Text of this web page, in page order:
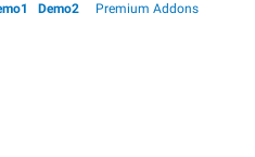
Demo2 Premium Addons